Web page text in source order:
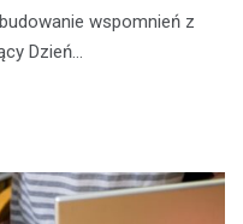
wspomnień z
Dzień…